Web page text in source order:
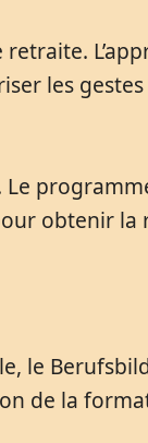
les
obtenir la
le
de la